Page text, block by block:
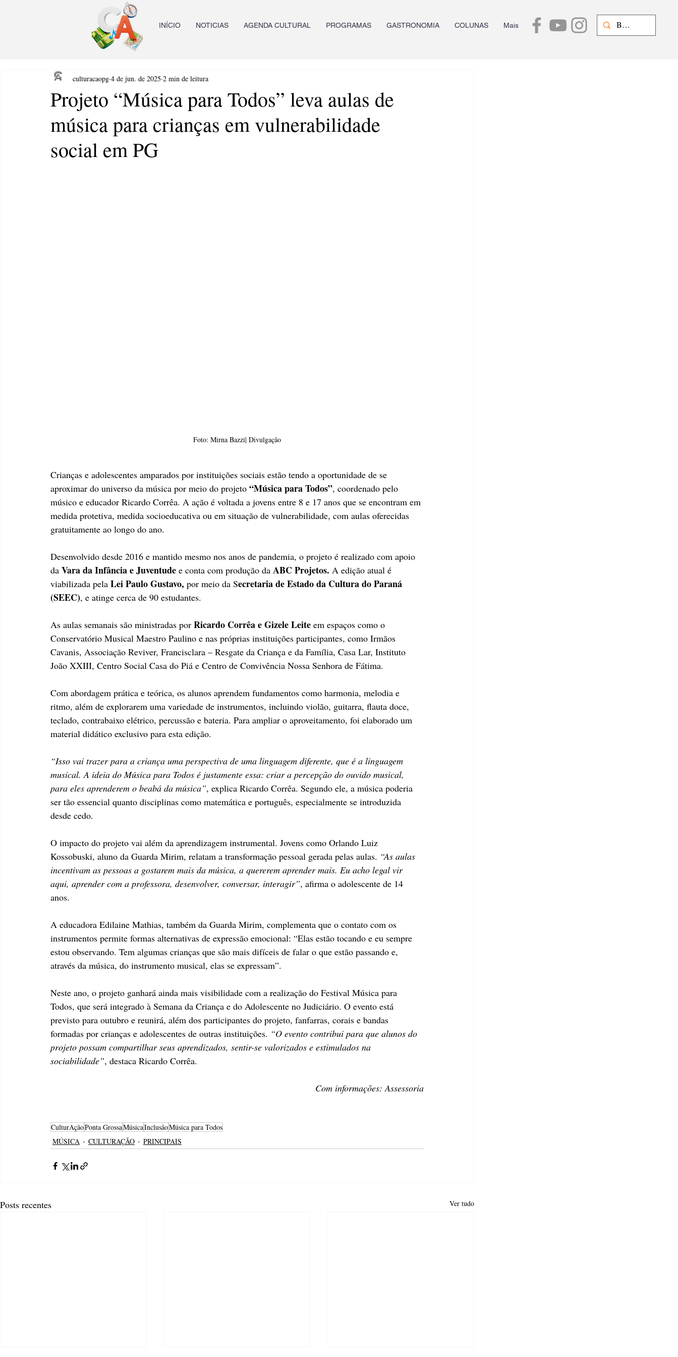
INÍCIO NOTICIAS AGENDA CULTURAL PROGRAMAS GASTRONOMIA COLUNAS Mais
Projeto “Música para Todos” leva aulas de
música para crianças em vulnerabilidade
social em PG
culturacaopg 4 de jun. de 2025 2 min de leitura
Foto: Mirna Bazzi| Divulgação
Crianças e adolescentes amparados por instituições sociais estão tendo a oportunidade de se
aproximar do universo da música por meio do projeto “Música para Todos”, coordenado pelo
músico e educador Ricardo Corrêa. A ação é voltada a jovens entre 8 e 17 anos que se encontram em
medida protetiva, medida socioeducativa ou em situação de vulnerabilidade, com aulas oferecidas
gratuitamente ao longo do ano.
Desenvolvido desde 2016 e mantido mesmo nos anos de pandemia, o projeto é realizado com apoio
da Vara da Infância e Juventude e conta com produção da ABC Projetos. A edição atual é
viabilizada pela Lei Paulo Gustavo, por meio da Secretaria de Estado da Cultura do Paraná
(SEEC), e atinge cerca de 90 estudantes.
As aulas semanais são ministradas por Ricardo Corrêa e Gizele Leite em espaços como o
Conservatório Musical Maestro Paulino e nas próprias instituições participantes, como Irmãos
Cavanis, Associação Reviver, Francisclara – Resgate da Criança e da Família, Casa Lar, Instituto
João XXIII, Centro Social Casa do Piá e Centro de Convivência Nossa Senhora de Fátima.
Com abordagem prática e teórica, os alunos aprendem fundamentos como harmonia, melodia e
ritmo, além de explorarem uma variedade de instrumentos, incluindo violão, guitarra, flauta doce,
teclado, contrabaixo elétrico, percussão e bateria. Para ampliar o aproveitamento, foi elaborado um
material didático exclusivo para esta edição.
“Isso vai trazer para a criança uma perspectiva de uma linguagem diferente, que é a linguagem
musical. A ideia do Música para Todos é justamente essa: criar a percepção do ouvido musical,
para eles aprenderem o beabá da música”, explica Ricardo Corrêa. Segundo ele, a música poderia
ser tão essencial quanto disciplinas como matemática e português, especialmente se introduzida
desde cedo.
O impacto do projeto vai além da aprendizagem instrumental. Jovens como Orlando Luiz
Kossobuski, aluno da Guarda Mirim, relatam a transformação pessoal gerada pelas aulas. “As aulas
incentivam as pessoas a gostarem mais da música, a quererem aprender mais. Eu acho legal vir
aqui, aprender com a professora, desenvolver, conversar, interagir”, afirma o adolescente de 14
anos.
A educadora Edilaine Mathias, também da Guarda Mirim, complementa que o contato com os
instrumentos permite formas alternativas de expressão emocional: “Elas estão tocando e eu sempre
estou observando. Tem algumas crianças que são mais difíceis de falar o que estão passando e,
através da música, do instrumento musical, elas se expressam”.
Neste ano, o projeto ganhará ainda mais visibilidade com a realização do Festival Música para
Todos, que será integrado à Semana da Criança e do Adolescente no Judiciário. O evento está
previsto para outubro e reunirá, além dos participantes do projeto, fanfarras, corais e bandas
formadas por crianças e adolescentes de outras instituições. “O evento contribui para que alunos do
projeto possam compartilhar seus aprendizados, sentir-se valorizados e estimulados na
sociabilidade”, destaca Ricardo Corrêa.
Com informações: Assessoria
CulturAçãoPonta GrossaMúsicaInclusãoMúsica para Todos
MÚSICA
CULTURAÇÃO PRINCIPAIS
Posts recentes Ver tudo